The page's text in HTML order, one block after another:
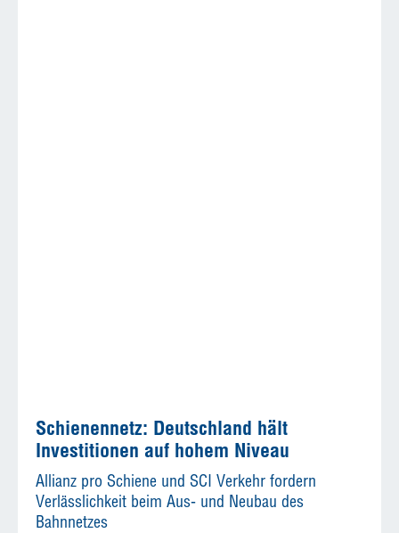
Schienennetz: Deutschland hält
Investitionen auf hohem Niveau
Allianz pro Schiene und SCI Verkehr fordern
Verlässlichkeit beim Aus- und Neubau des
Bahnnetzes